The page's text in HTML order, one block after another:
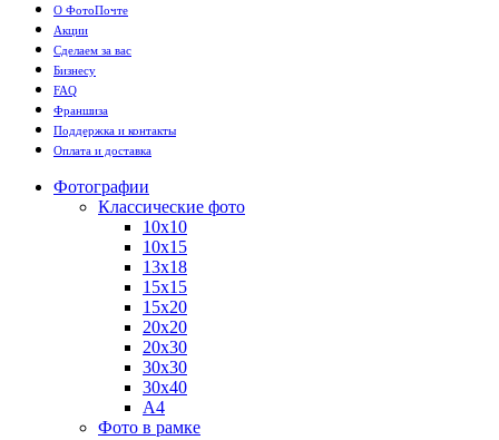
О ФотоПочте
Акции
Сделаем за вас
Бизнесу
FAQ
Франшиза
Поддержка и контакты
Оплата и доставка
Фотографии
Классические фото
10х10
10х15
13х18
15х15
15х20
20х20
20х30
30х30
30х40
А4
Фото в рамке